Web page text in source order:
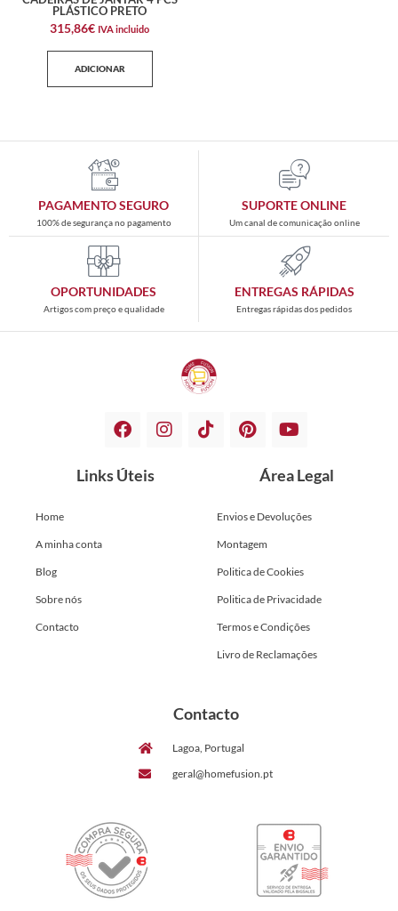
PLÁSTICO PRETO
315,86€ IVA incluido
ADICIONAR
PAGAMENTO SEGURO
100% de segurança no pagamento
SUPORTE ONLINE
Um canal de comunicação online
OPORTUNIDADES
Artigos com preço e qualidade
ENTREGAS RÁPIDAS
Entregas rápidas dos pedidos
Links Úteis
Home
A minha conta
Blog
Sobre nós
Contacto
Área Legal
Envios e Devoluções
Montagem
Politica de Cookies
Politica de Privacidade
Termos e Condições
Livro de Reclamações
Contacto
Lagoa, Portugal
geral@homefusion.pt